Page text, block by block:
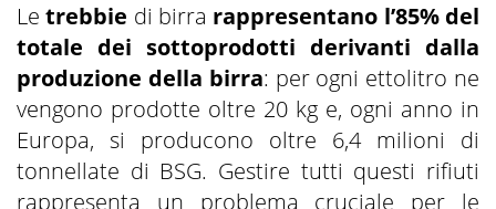
Letrebbie di birra rappresentano l’85% del
totale dei sottoprodotti derivanti dalla
produzione della birra: per ogni ettolitro ne
vengono prodotte oltre 20 kg e, ogni anno in
Europa, si producono oltre 6,4 milioni di
tonnellate di BSG. Gestire tutti questi rifiuti
rappresenta un problema cruciale per le